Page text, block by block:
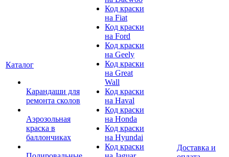
Каталог
Карандаши для
ремонта сколов
Аэрозольная
краска в
баллончиках
Код краски
на Fiat
Код краски
на Ford
Код краски
на Geely
Код краски
на Great
Wall
Код краски
на Haval
Код краски
на Honda
Код краски
на Hyundai
Код краски
Доставка и